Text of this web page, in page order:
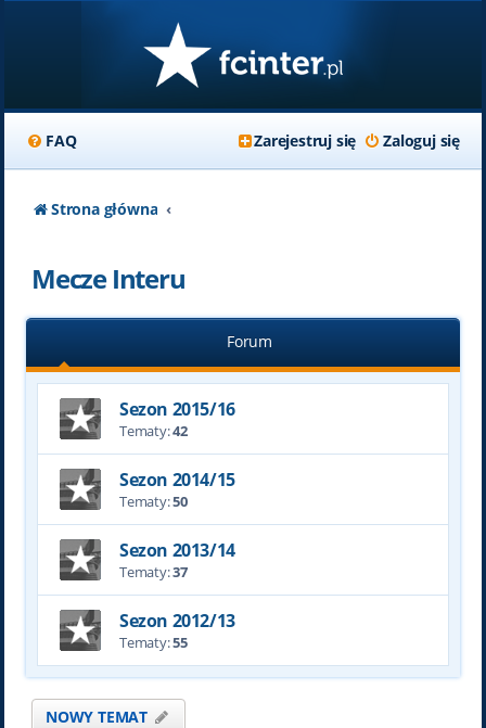
FAQ Zaloguj się
Zarejestruj się
Strona główna
Mecze Interu
Forum
Sezon 2015/16
Tematy:42
Sezon 2014/15
Tematy:50
Sezon 2013/14
Tematy:37
Sezon 2012/13
Tematy:55
NOWY TEMAT